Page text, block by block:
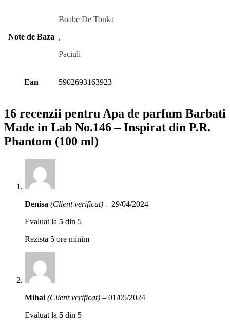
Note de Baza
Boabe De Tonka
,
Paciuli
Ean 5902693163923
16 recenzii pentru Apa de parfum Barbati
Made in Lab No.146 – Inspirat din P.R.
Phantom (100 ml)
Denisa (Client verificat) – 29/04/2024
Evaluat la 5 din 5
Rezista 5 ore minim
Mihai (Client verificat) – 01/05/2024
Evaluat la 5 din 5